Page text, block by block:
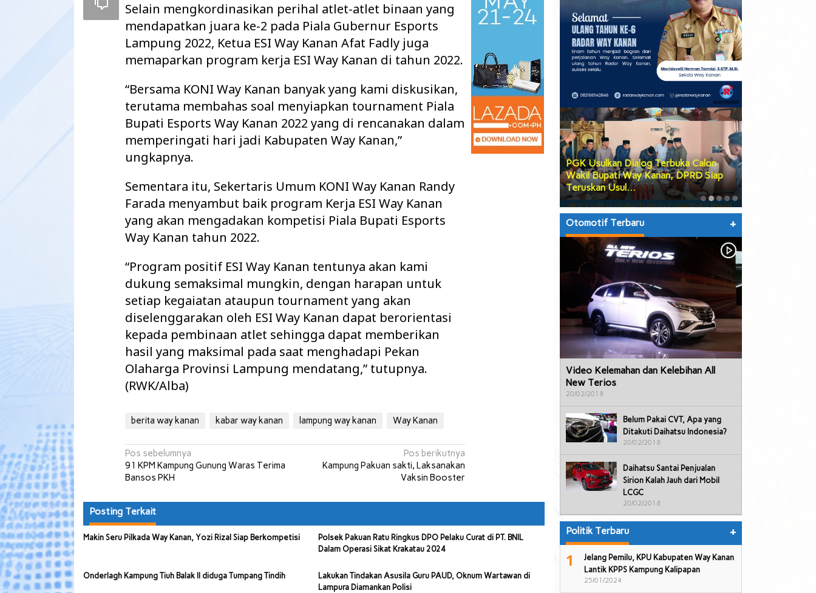
Selain mengkordinasikan perihal atlet-atlet binaan yang
mendapatkan juara ke-2 pada Piala Gubernur Esports
Lampung 2022, Ketua ESI Way Kanan Afat Fadly juga
memaparkan program kerja ESI Way Kanan di tahun 2022.
“Bersama KONI Way Kanan banyak yang kami diskusikan,
terutama membahas soal menyiapkan tournament Piala
Bupati Esports Way Kanan 2022 yang di rencanakan dalam
memperingati hari jadi Kabupaten Way Kanan,”
ungkapnya.
Sementara itu, Sekertaris Umum KONI Way Kanan Randy
Farada menyambut baik program Kerja ESI Way Kanan
yang akan mengadakan kompetisi Piala Bupati Esports
Way Kanan tahun 2022.
“Program positif ESI Way Kanan tentunya akan kami
dukung semaksimal mungkin, dengan harapan untuk
setiap kegaiatan ataupun tournament yang akan
diselenggarakan oleh ESI Way Kanan dapat berorientasi
kepada pembinaan atlet sehingga dapat memberikan
hasil yang maksimal pada saat menghadapi Pekan
Olaharga Provinsi Lampung mendatang,” tutupnya.
(RWK/Alba)
berita way kanan kabar way kanan lampung way kanan Way Kanan
Navigasi
pos
Pos sebelumnya
91 KPM Kampung Gunung Waras Terima
Bansos PKH
Pos berikutnya
Kampung Pakuan sakti, Laksanakan
Vaksin Booster
Posting Terkait
Makin Seru Pilkada Way Kanan, Yozi Rizal Siap Berkompetisi
Polsek Pakuan Ratu Ringkus DPO Pelaku Curat di PT. BNIL
Dalam Operasi Sikat Krakatau 2024
Onderlagh Kampung Tiuh Balak II diduga Tumpang Tindih
Lakukan Tindakan Asusila Guru PAUD, Oknum Wartawan di
Lampura Diamankan Polisi
Way Kanan…
Ramadhona Siap Lanj…
PGK Usulkan Dialog Terbuka Calon
Wakil Bupati Way Kanan, DPRD Siap
Teruskan Usul…
Otomotif Terbaru +
Video Kelemahan dan Kelebihan All
New Terios
20/02/2018
Belum Pakai CVT, Apa yang
Ditakuti Daihatsu Indonesia?
20/02/2018
Daihatsu Santai Penjualan
Sirion Kalah Jauh dari Mobil
LCGC
20/02/2018
Politik Terbaru +
1
Jelang Pemilu, KPU Kabupaten Way Kanan
Lantik KPPS Kampung Kalipapan
25/01/2024